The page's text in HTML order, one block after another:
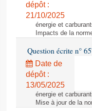
dépôt :
21/10/2025
énergie et
Impacts de la
Question écrite n°
Date de
dépôt :
13/05/2025
énergie et
Mise à jour de la